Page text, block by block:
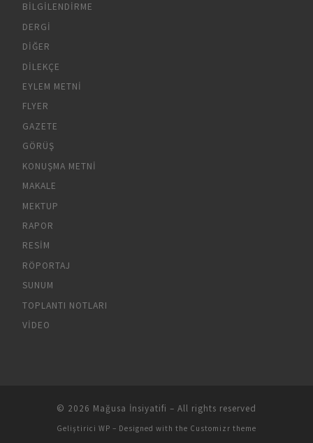
BILGILENDIRME
DERGI
DIĞER
DILEKÇE
EYLEM METNI
FLYER
GAZETE
GÖRÜŞ
KONUŞMA METNI
MAKALE
MEKTUP
RAPOR
RESIM
RÖPORTAJ
SUNUM
TOPLANTI NOTLARI
VIDEO
© 2026 Mağusa İnsiyatifi – All rights reserved
Geliştirici WP – Designed with the Customizr theme